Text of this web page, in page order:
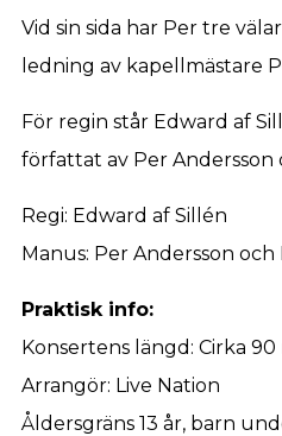
Vid sin sida har Per tre
ledning av kapellmästare
För regin står Edward af
författat av Per Andersson
Regi: Edward af Sillén
Manus: Per Andersson och
Praktisk info:
Konsertens längd: Cirka
Arrangör: Live Nation
Åldersgräns 13 år, barn